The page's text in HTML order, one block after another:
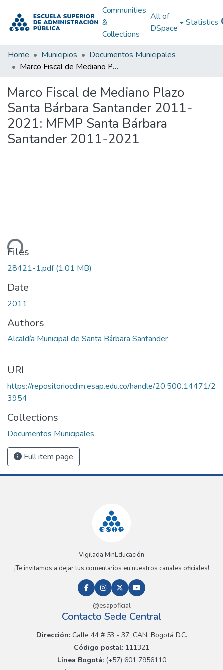
Communities
&
Collections
All of
DSpace
Statistics
Home Municipios
Documentos Municipales
Marco Fiscal de Mediano Plazo Santa Bárbara Santander 2011-2021: MFMP Santa Bárbara Santander 2011-2021
Marco Fiscal de Mediano Plazo
Santa Bárbara Santander 2011-
2021: MFMP Santa Bárbara
Santander 2011-2021
Files
28421-1.pdf(1.01 MB)
Date
2011
Authors
Alcaldía Municipal de Santa Bárbara Santander
URI
https://repositoriocdim.esap.edu.co/handle/20.500.14471/2
3954
Collections
Documentos Municipales
Full item page
Vigilada MinEducación
¡Te invitamos a dejar tus comentarios en nuestros canales oficiales!
@esapoficial
Contacto Sede Central
Dirección:Calle 44 # 53 - 37, CAN, Bogotá D.C.
Código postal: 111321
Línea Bogotá:(+57) 601 7956110